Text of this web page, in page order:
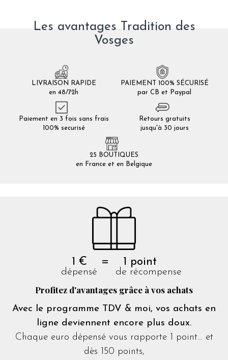
Les avantages Tradition des
Vosges
LIVRAISON RAPIDE
en 48/72h
PAIEMENT 100% SÉCURISÉ
par CB et Paypal
Paiement en 3 fois sans frais
100% securisé
Retours gratuits
jusqu'à 30 jours
25 BOUTIQUES
en France et en Belgique
1 € = 1 point
dépensé de récompense
Profitez d'avantages grâce à vos achats
Avec le programme TDV & moi, vos achats en
ligne deviennent encore plus doux.
Chaque euro dépensé vous rapporte 1 point… et
dès 150 points,